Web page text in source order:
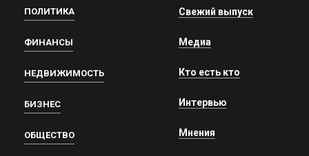
ПОЛИТИКА
ФИНАНСЫ
НЕДВИЖИМОСТЬ
БИЗНЕС
ОБЩЕСТВО
Свежий выпуск
Медиа
Кто есть кто
Интервью
Мнения